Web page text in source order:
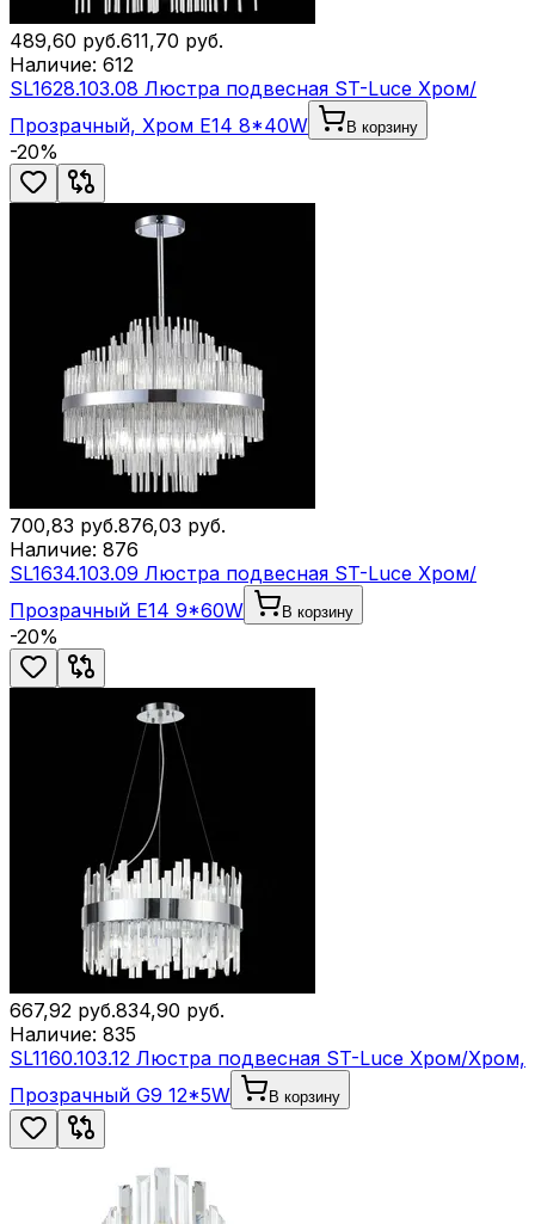
489,60 руб.611,70 руб.
Наличие: 612
SL1628.103.08 Люстра подвесная ST-Luce Хром/
Прозрачный, Хром E14 8*40W
В корзину
-20%
700,83 руб.876,03 руб.
Наличие: 876
SL1634.103.09 Люстра подвесная ST-Luce Хром/
Прозрачный E14 9*60W
В корзину
-20%
667,92 руб.834,90 руб.
Наличие: 835
SL1160.103.12 Люстра подвесная ST-Luce Хром/Хром,
Прозрачный G9 12*5W
В корзину